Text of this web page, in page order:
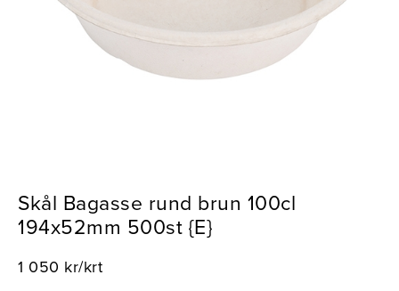
Skål Bagasse rund brun 100cl
194x52mm 500st {E}
1 050 kr/krt